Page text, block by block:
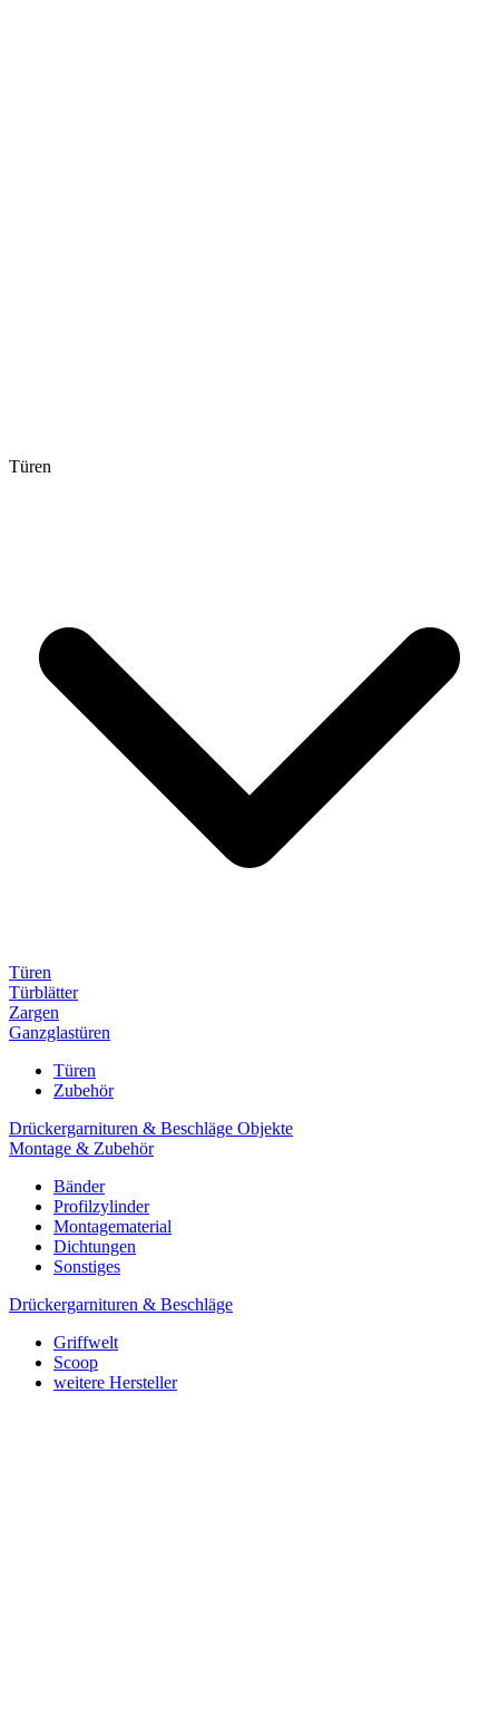
Türen
Türen
Türblätter
Zargen
Ganzglastüren
Türen
Zubehör
Drückergarnituren & Beschläge Objekte
Montage & Zubehör
Bänder
Profilzylinder
Montagematerial
Dichtungen
Sonstiges
Drückergarnituren & Beschläge
Griffwelt
Scoop
weitere Hersteller